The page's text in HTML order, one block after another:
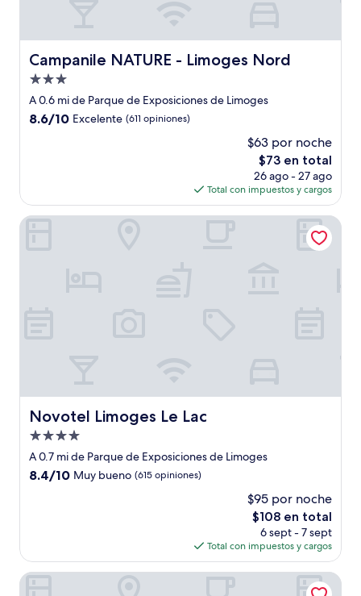
Campanile NATURE - Limoges Nord
Campanile NATURE - Limoges Nord
Propiedad
de
3.0
A 0.6 mi de Parque de Exposiciones de Limoges
8.6
8.6/10 Excelente (611 opiniones)
$63 por noche
El
precio
actual
es
de
$73 en total
26 ago - 27 ago
Total con impuestos y cargos
Novotel Limoges Le Lac
Novotel Limoges Le Lac
Propiedad
de
4.0
A 0.7 mi de Parque de Exposiciones de Limoges
8.4
opiniones)
8.4/10 Muy bueno (615 opiniones)
$95 por noche
El
precio
actual
es
de
$108 en total
6 sept - 7 sept
Total con impuestos y cargos
Novotel Limoges Le Lac
ibis budget Limoges Nord